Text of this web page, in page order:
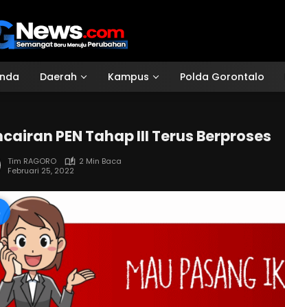
Daerah Kampus Polda Gorontalo
PEN Tahap III Terus Berproses
Tim RAGORO
2 Min Baca
Februari 25, 2022